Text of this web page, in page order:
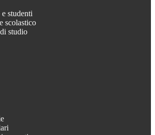
studenti
scolastico
studio